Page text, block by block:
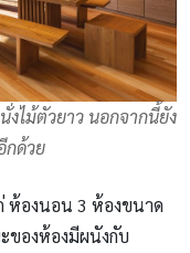
ไม้ตัวยาว นอกจากนี้ยัง
กด้วย
ห้องนอน 3 ห้องขนาด
ของห้องมีผนังกับ